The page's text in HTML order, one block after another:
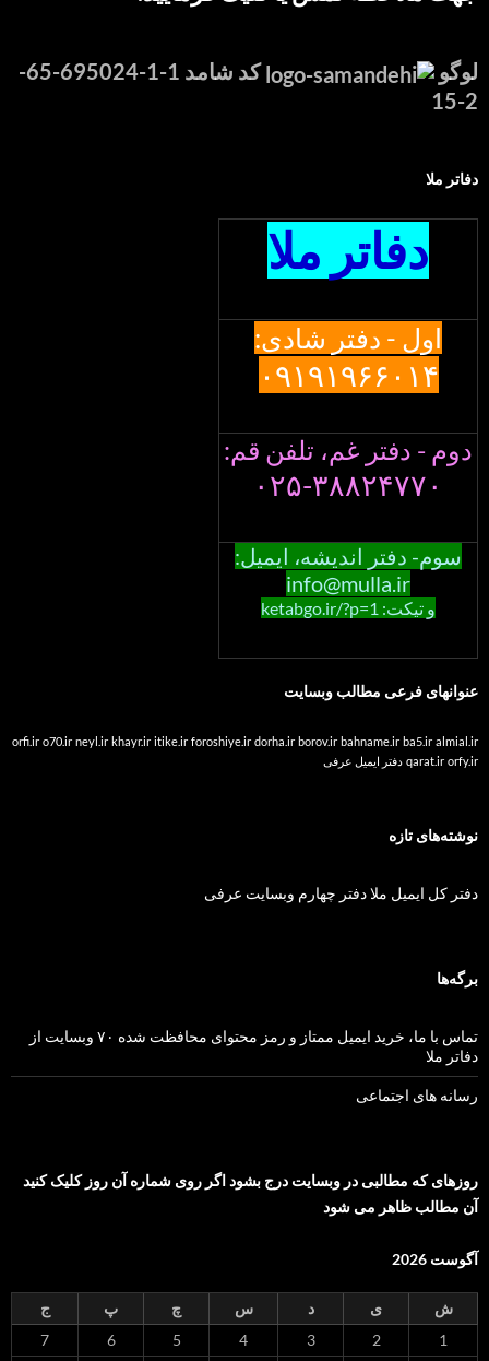
لوگو
کد شامد 1-1-695024-65-
2-15
دفاتر ملا
دفاتر ملا
اول - دفتر شادی:
۰۹۱۹۱۹۶۶۰۱۴
دوم - دفتر غم، تلفن قم:
۰۲۵-۳۸۸۲۴۷۷۰
سوم- دفتر اندیشه، ایمیل:
info@mulla.ir
و تیکت: ketabgo.ir/?p=1
عنوانهای فرعی مطالب وبسایت
almial.ir
ba5.ir
bahname.ir
borov.ir
dorha.ir
foroshiye.ir
itike.ir
khayr.ir
neyl.ir
o70.ir
orfi.ir
orfy.ir
qarat.ir دفتر ایمیل عرفی
نوشته‌های تازه
دفتر کل ایمیل ملا دفتر چهارم وبسایت عرفی
برگه‌ها
تماس با ما، خرید ایمیل ممتاز و رمز محتوای محافظت شده ۷۰ وبسایت از
دفاتر ملا
رسانه های اجتماعی
روزهای که مطالبی در وبسایت درج بشود اگر روی شماره آن روز کلیک کنید
آن مطالب ظاهر می شود
آگوست 2026
ش ی د س چ پ
ج
1
2
3
4
5
6
7